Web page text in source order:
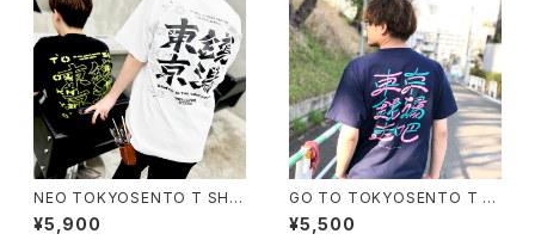
NEO TOKYOSENTO T SHIR
TS
¥5,900
GO TO TOKYOSENTO T S
HIRTS
¥5,500